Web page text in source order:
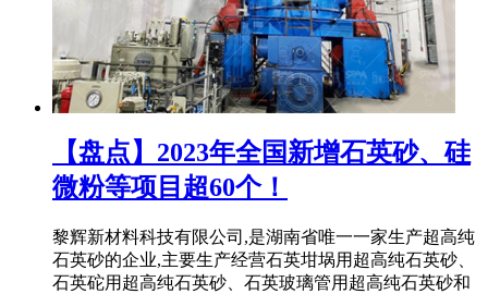
【盘点】2023年全国新增石英砂、硅
微粉等项目超60个！
黎辉新材料科技有限公司,是湖南省唯一一家生产超高纯
石英砂的企业,主要生产经营石英坩埚用超高纯石英砂、
石英砣用超高纯石英砂、石英玻璃管用超高纯石英砂和